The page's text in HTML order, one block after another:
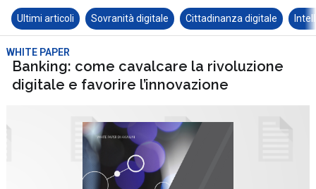
Ultimi articoli Sovranità digitale Cittadinanza digitale
WHITE PAPER
Banking: come cavalcare la rivoluzione
digitale e favorire l’innovazione